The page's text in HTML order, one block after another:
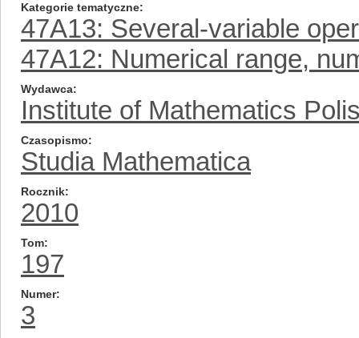
Kategorie tematyczne
47A13: Several-variable
47A12: Numerical range,
Wydawca
Institute of Mathematics
Czasopismo
Studia Mathematica
Rocznik
2010
Tom
197
Numer
3